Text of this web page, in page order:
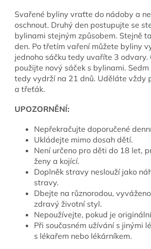
Svařené byliny vraťte do nádoby a
oschnout. Druhý den postupujte se
bylinami stejným způsobem. Stejně
den. Po třetím vaření můžete byliny
jednoho sáčku tedy uvaříte 3
použijte nový sáček s bylinami.
tedy vydrží na 21 dnů. Uděláte vždy
a třeťák.
UPOZORNĚNÍ:
Nepřekračujte doporučené
Ukládejte mimo dosah dětí.
Není určeno pro děti do 18 let,
ženy a kojící.
Doplněk stravy neslouží jako
stravy.
Dbejte na různorodou,
zdravý životní styl.
Nepoužívejte, pokud je
Při současném užívání s jinými
s lékařem nebo lékárníkem.